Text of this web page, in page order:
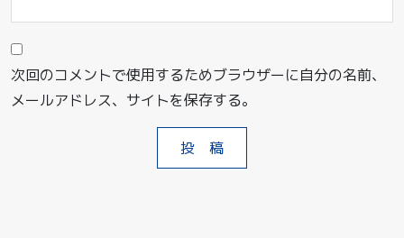
次回のコメントで使用するためブラウザーに自分の名前、
メールアドレス、サイトを保存する。